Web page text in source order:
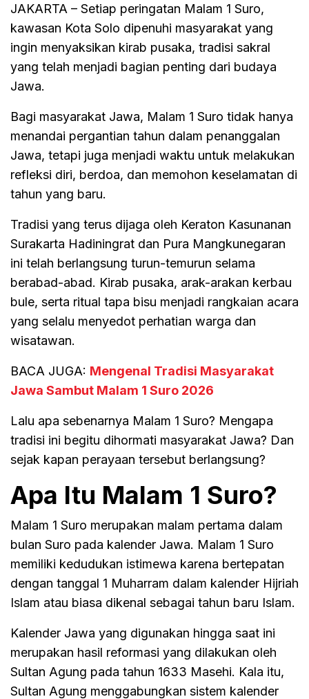
JAKARTA – Setiap peringatan Malam 1 Suro,
kawasan Kota Solo dipenuhi masyarakat yang
ingin menyaksikan kirab pusaka, tradisi sakral
yang telah menjadi bagian penting dari budaya
Jawa.
Bagi masyarakat Jawa, Malam 1 Suro tidak hanya
menandai pergantian tahun dalam penanggalan
Jawa, tetapi juga menjadi waktu untuk melakukan
refleksi diri, berdoa, dan memohon keselamatan di
tahun yang baru.
Tradisi yang terus dijaga oleh Keraton Kasunanan
Surakarta Hadiningrat dan Pura Mangkunegaran
ini telah berlangsung turun-temurun selama
berabad-abad. Kirab pusaka, arak-arakan kerbau
bule, serta ritual tapa bisu menjadi rangkaian acara
yang selalu menyedot perhatian warga dan
wisatawan.
BACA JUGA: Mengenal Tradisi Masyarakat
Jawa Sambut Malam 1 Suro 2026
Lalu apa sebenarnya Malam 1 Suro? Mengapa
tradisi ini begitu dihormati masyarakat Jawa? Dan
sejak kapan perayaan tersebut berlangsung?
Apa Itu Malam 1 Suro?
Malam 1 Suro merupakan malam pertama dalam
bulan Suro pada kalender Jawa. Malam 1 Suro
memiliki kedudukan istimewa karena bertepatan
dengan tanggal 1 Muharram dalam kalender Hijriah
Islam atau biasa dikenal sebagai tahun baru Islam.
Kalender Jawa yang digunakan hingga saat ini
merupakan hasil reformasi yang dilakukan oleh
Sultan Agung pada tahun 1633 Masehi. Kala itu,
Sultan Agung menggabungkan sistem kalender